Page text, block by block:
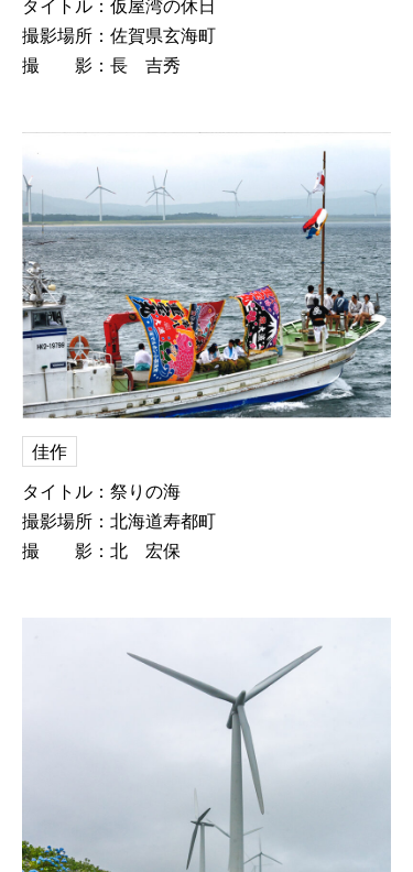
撮影場所：佐賀県玄海町
撮 影：長 吉秀
佳作
タイトル：祭りの海
撮影場所：北海道寿都町
撮 影：北 宏保